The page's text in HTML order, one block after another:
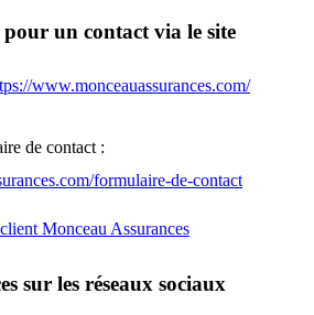
un contact via le site
www.monceauassurances.com/
de contact :
formulaire-de-contact
Monceau Assurances
sur les réseaux sociaux